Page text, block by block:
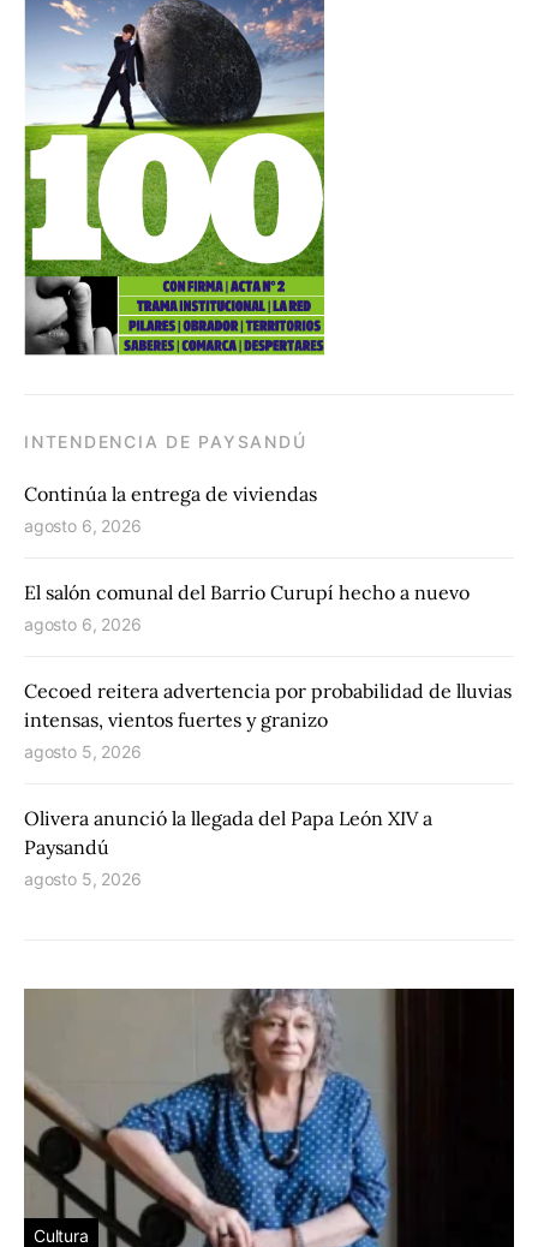
INTENDENCIA DE PAYSANDÚ
Continúa la entrega de viviendas
agosto 6, 2026
El salón comunal del Barrio Curupí hecho a nuevo
agosto 6, 2026
Cecoed reitera advertencia por probabilidad de lluvias
intensas, vientos fuertes y granizo
agosto 5, 2026
Olivera anunció la llegada del Papa León XIV a
Paysandú
agosto 5, 2026
Cultura